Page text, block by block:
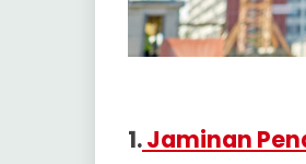
1.Jaminan